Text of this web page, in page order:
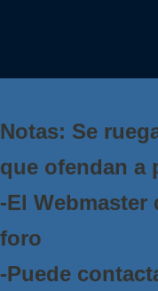
Notas: Se
que ofendan a
-El
foro
-Puede